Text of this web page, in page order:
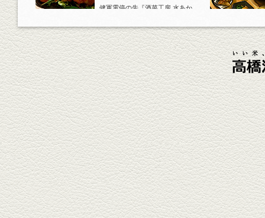
健軍電停の先『酒菜工房 水あか
杯！まずは『ごまカンパチ』を
肴に。
2026年4月3日放送
元祖 鶏焼売＆牛テールの
土鍋めし
健軍電停そば『湯気立つ料理』
が名物の『yuge(ゆげ)』へ。
『白岳』を使った『旨み緑茶
割』で乾杯！
2026年3月13日放送
焼鳥おまかせ８本
健軍自衛隊通り『焼鳥 菖蒲谷』
で最高級の焼鳥を味わう。『銀
しろ...
2026年2月20日放送
1000円で飲めますｾｯﾄ＆